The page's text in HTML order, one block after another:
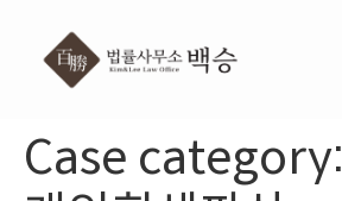
Case category: